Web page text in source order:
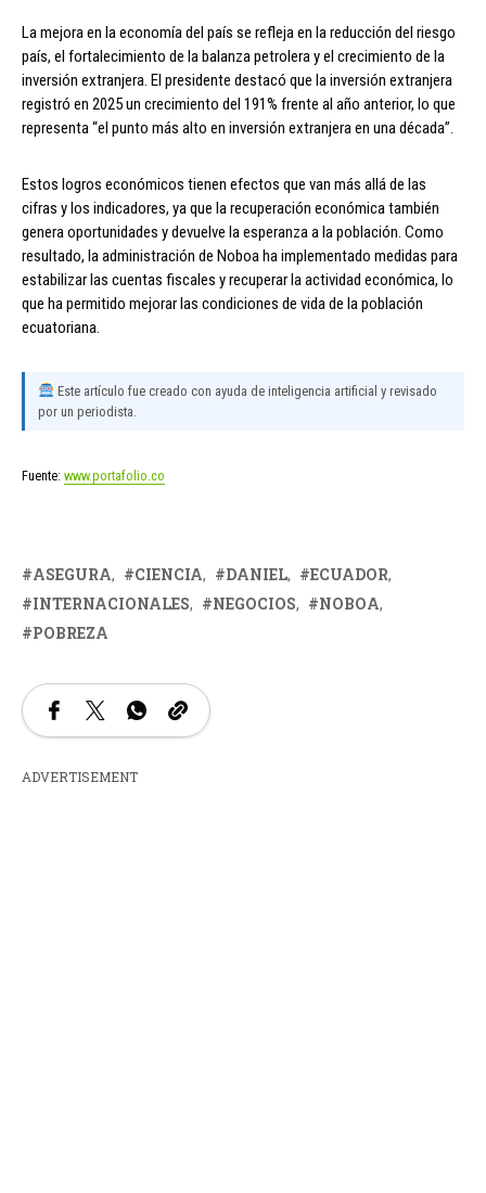
La mejora en la economía del país se refleja en la reducción del riesgo
país, el fortalecimiento de la balanza petrolera y el crecimiento de la
inversión extranjera. El presidente destacó que la inversión extranjera
registró en 2025 un crecimiento del 191% frente al año anterior, lo que
representa “el punto más alto en inversión extranjera en una década”.
Estos logros económicos tienen efectos que van más allá de las
cifras y los indicadores, ya que la recuperación económica también
genera oportunidades y devuelve la esperanza a la población. Como
resultado, la administración de Noboa ha implementado medidas para
estabilizar las cuentas fiscales y recuperar la actividad económica, lo
que ha permitido mejorar las condiciones de vida de la población
ecuatoriana.
Este artículo fue creado con ayuda de inteligencia artificial y revisado
por un periodista.
Fuente: www.portafolio.co
ASEGURA CIENCIA DANIEL
ECUADOR
INTERNACIONALES
NEGOCIOS
NOBOA
POBREZA
ADVERTISEMENT